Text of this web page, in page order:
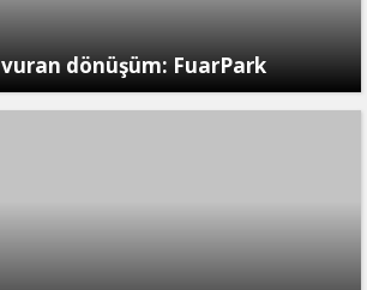
dönüşüm: FuarPark